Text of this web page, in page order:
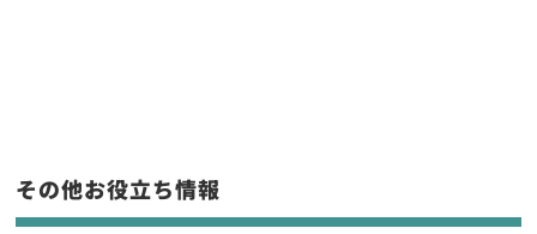
フリーワード入力(製品名等)
その他お役立ち情報